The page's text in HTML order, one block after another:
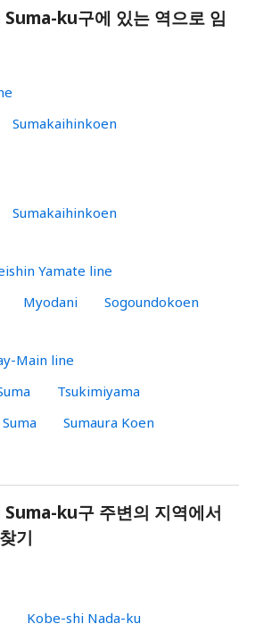
ku구에 있는 역으로 임
Sumakaihinkoen
Sumakaihinkoen
Yamate line
Myodani Sogoundokoen
Main line
Tsukimiyama
Sumaura Koen
ku구 주변의 지역에서
기
Kobe-shi Nada-ku